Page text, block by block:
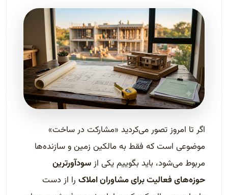
اگر تا امروز تصور می‌کردید «مشارکت در ساخت»
موضوعی است که فقط به مالکین زمین و سازنده‌ها
مربوط می‌شود، باید بگوییم یکی از سودآورترین
حوزه‌های فعالیت برای مشاوران املاک را از دست